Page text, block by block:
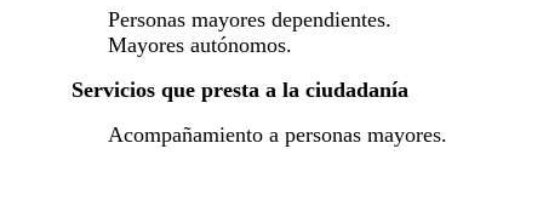
Personas mayores dependientes.
Mayores autónomos.
Servicios que presta a la ciudadanía
Acompañamiento a personas mayores.